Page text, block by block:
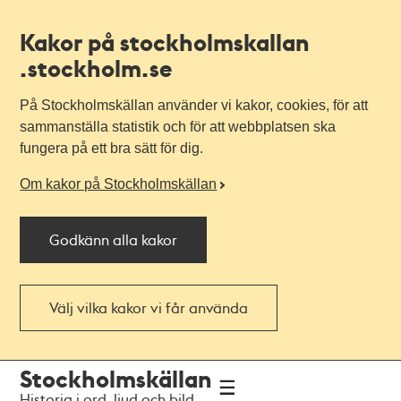
Kakor på stockholmskallan
.stockholm.se
På Stockholmskällan använder vi kakor, cookies, för att
sammanställa statistik och för att webbplatsen ska
fungera på ett bra sätt för dig.
Om kakor på Stockholmskällan
Godkänn alla kakor
Välj vilka kakor vi får använda
navigationen
huvudinnehållet
Stockholmskällan